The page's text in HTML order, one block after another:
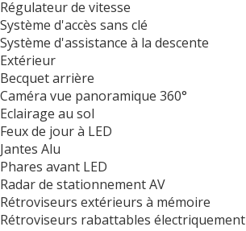
Régulateur de vitesse
Système d'accès sans clé
Système d'assistance à la descente
Extérieur
Becquet arrière
Caméra vue panoramique 360°
Eclairage au sol
Feux de jour à LED
Jantes Alu
Phares avant LED
Radar de stationnement AV
Rétroviseurs extérieurs à mémoire
Rétroviseurs rabattables électriquement